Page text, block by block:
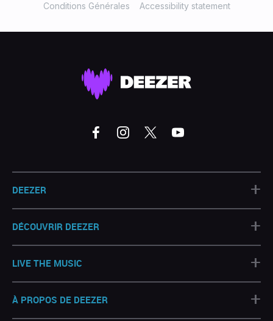
Conditions Générales Accessibility statement
DEEZER +
DÉCOUVRIR DEEZER +
LIVE THE MUSIC +
À PROPOS DE DEEZER +